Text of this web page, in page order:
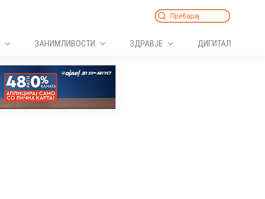
Search
ЗАНИМЛИВОСТИ ЗДРАВЈЕ ДИГИТАЛ